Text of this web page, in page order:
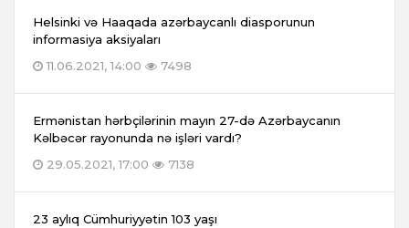
Helsinki və Haaqada azərbaycanlı diasporunun
informasiya aksiyaları
11.06.2021, 14:00
7498
Ermənistan hərbçilərinin mayın 27-də Azərbaycanın
Kəlbəcər rayonunda nə işləri vardı?
29.05.2021, 17:00
7138
23 aylıq Cümhuriyyətin 103 yaşı